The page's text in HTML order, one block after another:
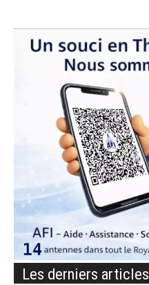
Les derniers articles